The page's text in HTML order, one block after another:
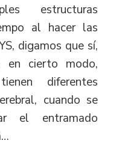
estructuras
al hacer las
digamos que sí,
en cierto modo,
diferentes
cuando se
el entramado